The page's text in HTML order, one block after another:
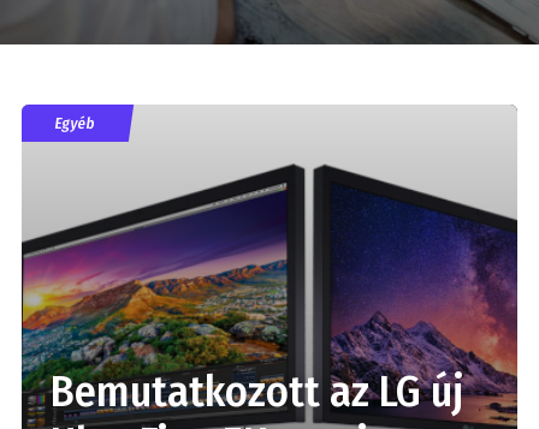
Egyéb
Bemutatkozott az LG új